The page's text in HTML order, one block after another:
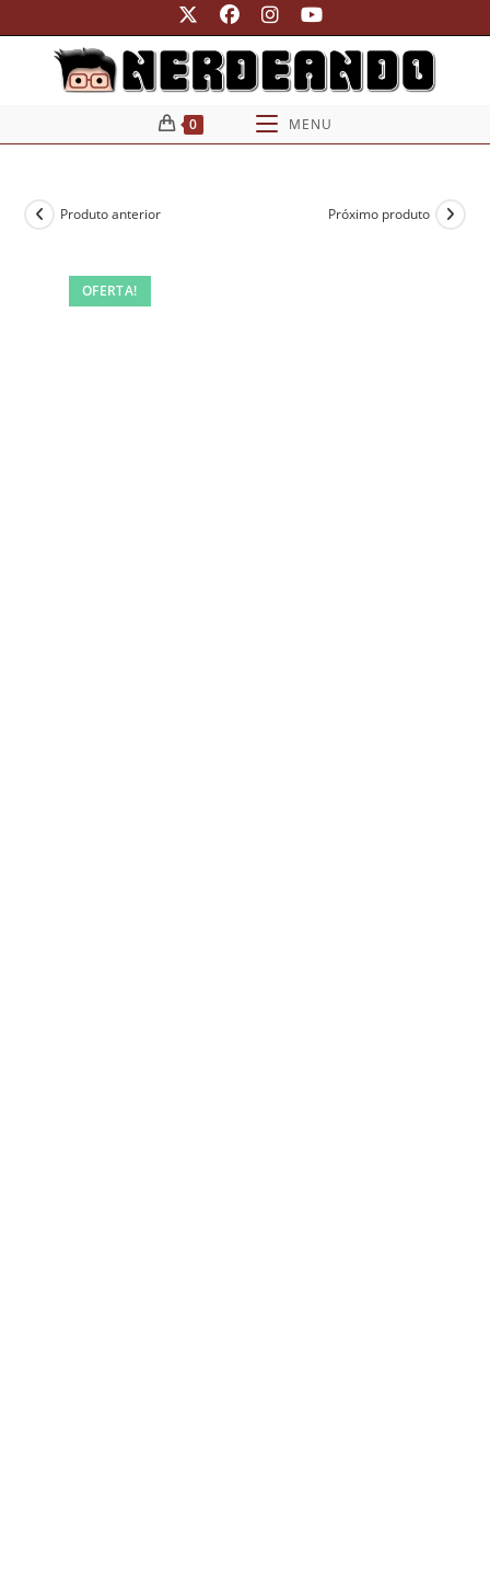
para
conteúdo
0 MENU
OFERTA!
Produto anterior Próximo produto